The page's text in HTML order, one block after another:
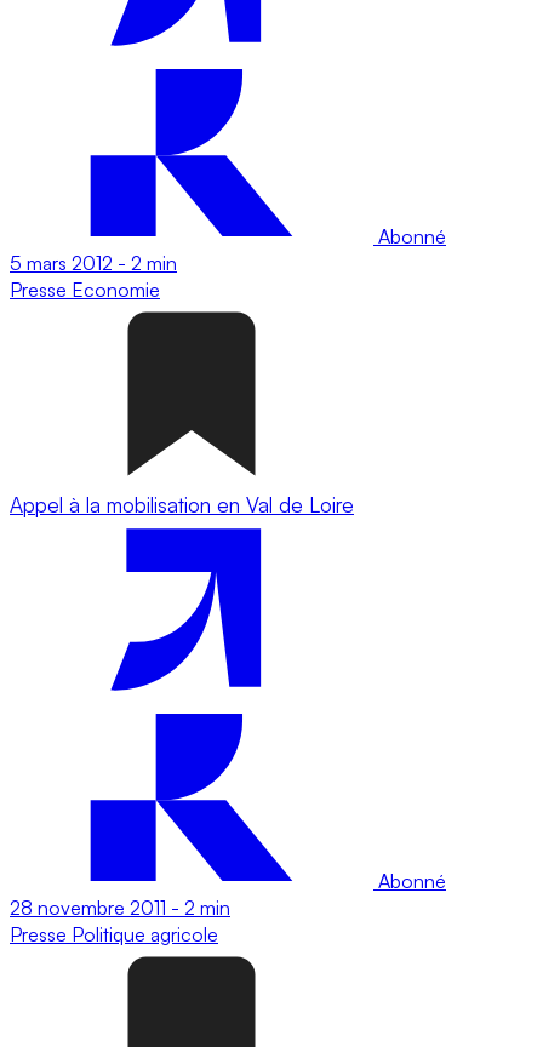
Abonné
5 mars 2012 - 2 min
Presse Economie
Appel à la mobilisation en Val de Loire
Abonné
28 novembre 2011 - 2 min
Presse Politique agricole